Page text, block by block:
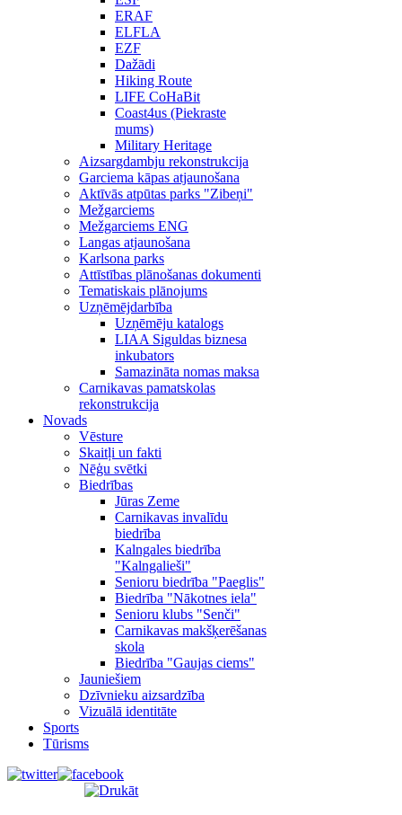
ERAF
ELFLA
EZF
Dažādi
Hiking Route
LIFE CoHaBit
Coast4us (Piekraste
mums)
Military Heritage
Aizsargdambju rekonstrukcija
Garciema kāpas atjaunošana
Aktīvās atpūtas parks "Zibeņi"
Mežgarciems
Mežgarciems ENG
Langas atjaunošana
Karlsona parks
Attīstības plānošanas dokumenti
Tematiskais plānojums
Uzņēmējdarbība
Uzņēmēju katalogs
LIAA Siguldas biznesa
inkubators
Samazināta nomas maksa
Carnikavas pamatskolas
rekonstrukcija
Novads
Vēsture
Skaitļi un fakti
Nēģu svētki
Biedrības
Jūras Zeme
Carnikavas invalīdu
biedrība
Kalngales biedrība
"Kalngalieši"
Senioru biedrība "Paeglis"
Biedrība "Nākotnes iela"
Senioru klubs "Senči"
Carnikavas makšķerēšanas
skola
Biedrība "Gaujas ciems"
Jauniešiem
Dzīvnieku aizsardzība
Vizuālā identitāte
Sports
Tūrisms